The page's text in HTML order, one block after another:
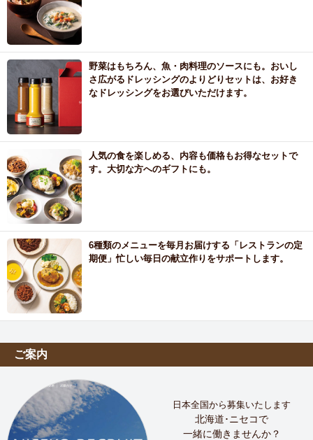
野菜はもちろん、魚・肉料理のソースにも。おいし
さ広がるドレッシングのよりどりセットは、お好き
なドレッシングをお選びいただけます。
人気の食を楽しめる、内容も価格もお得なセットで
す。大切な方へのギフトにも。
6種類のメニューを毎月お届けする「レストランの定
期便」忙しい毎日の献立作りをサポートします。
ご案内
日本全国から募集いたします
北海道･ニセコで
一緒に働きませんか？